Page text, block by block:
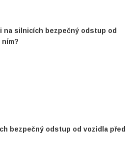
na silnicích bezpečný odstup od
bezpečný odstup od vozidla před